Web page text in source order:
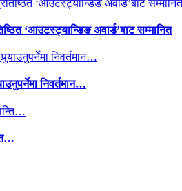
‘आउटस्ट्यान्डिङ अवार्ड’बाट सम्मानित
निवर्तमान…